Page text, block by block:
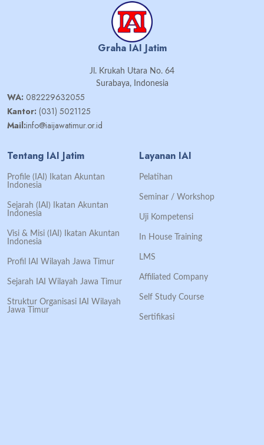
Graha IAI Jatim
Jl. Krukah Utara No. 64
Surabaya, Indonesia
WA: 082229632055
Kantor: (031) 5021125
Mail:info@iaijawatimur.or.id
Tentang IAI Jatim
Profile (IAI) Ikatan Akuntan
Indonesia
Sejarah (IAI) Ikatan Akuntan
Indonesia
Visi & Misi (IAI) Ikatan Akuntan
Indonesia
Profil IAI Wilayah Jawa Timur
Sejarah IAI Wilayah Jawa Timur
Struktur Organisasi IAI Wilayah
Jawa Timur
Layanan IAI
Pelatihan
Seminar / Workshop
Uji Kompetensi
In House Training
LMS
Affiliated Company
Self Study Course
Sertifikasi